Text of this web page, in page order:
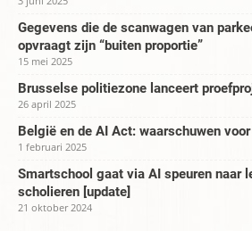
Gegevens die de scanwagen van
opvraagt zijn “buiten proportie”
15 mei 2025
Brusselse politiezone lanceert
26 april 2025
België en de AI Act: waarschuwen
1 februari 2025
Smartschool gaat via AI speuren naar
scholieren [update]
21 oktober 2024